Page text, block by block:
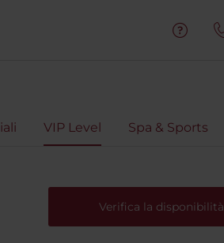
VIP Level Spa & Sports
Verifica la disponibilità